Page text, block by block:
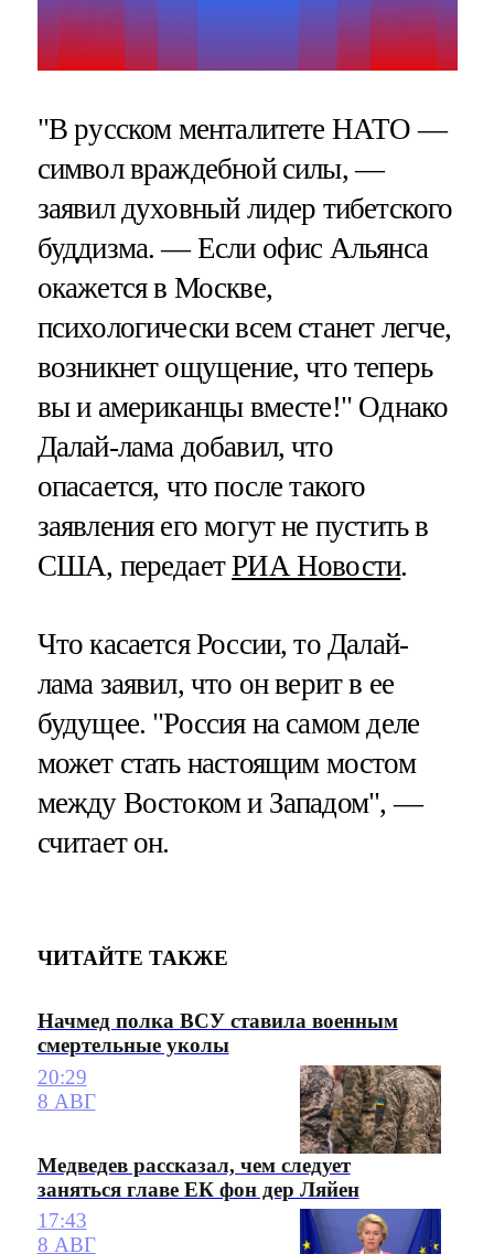
"В русском менталитете НАТО —
символ враждебной силы, —
заявил духовный лидер тибетского
буддизма. — Если офис Альянса
окажется в Москве,
психологически всем станет легче,
возникнет ощущение, что теперь
вы и американцы вместе!" Однако
Далай-лама добавил, что
опасается, что после такого
заявления его могут не пустить в
США, передаетРИА Новости.
Что касается России, то Далай-
лама заявил, что он верит в ее
будущее. "Россия на самом деле
может стать настоящим мостом
между Востоком и Западом", —
считает он.
ЧИТАЙТЕ ТАКЖЕ
Начмед полка ВСУ ставила военным
смертельные уколы
20:29
8 АВГ
Медведев рассказал, чем следует
заняться главе ЕК фон дер Ляйен
17:43
8 АВГ